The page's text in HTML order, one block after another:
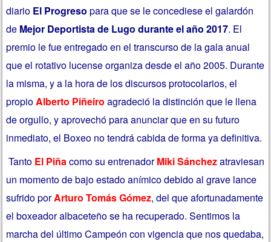
diario El Progreso para que se le concediese el galardón
de Mejor Deportista de Lugo durante el año 2017. El
premio le fue entregado en el transcurso de la gala anual
que el rotativo lucense organiza desde el año 2005. Durante
la misma, y a la hora de los discursos protocolarios, el
propioAlberto Piñeiro agradeció la distinción que le llena
de orgullo, y aprovechó para anunciar que en su futuro
inmediato, el Boxeo no tendrá cabida de forma ya definitiva.
Tanto El Piñacomo su entrenadorMiki Sánchezatraviesan
un momento de bajo estado anímico debido al grave lance
sufrido porArturo Tomás Gómez, del que afortunadamente
el boxeador albaceteño se ha recuperado. Sentimos la
marcha del último Campeón con vigencia que nos quedaba,